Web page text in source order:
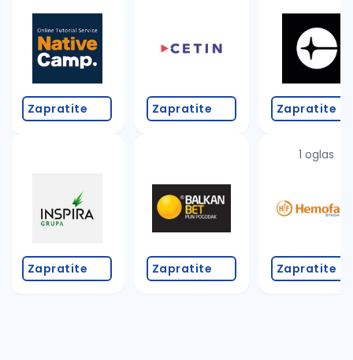
Zapratite
Zapratite
Zapratite
Zapratite
Zapratite
1 oglas
Zapratite